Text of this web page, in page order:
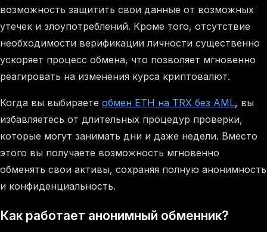
возможность защитить свои данные от возможных
утечек и злоупотреблений. Кроме того, отсутствие
необходимости верификации личности существенно
ускоряет процесс обмена, что позволяет мгновенно
реагировать на изменения курса криптовалют.
Когда вы выбираете обмен ETH на TRX без AML, вы
избавляетесь от длительных процедур проверки,
которые могут занимать дни и даже недели. Вместо
этого вы получаете возможность мгновенно
обменять свои активы, сохраняя полную анонимность
и конфиденциальность.
Как работает анонимный обменник?